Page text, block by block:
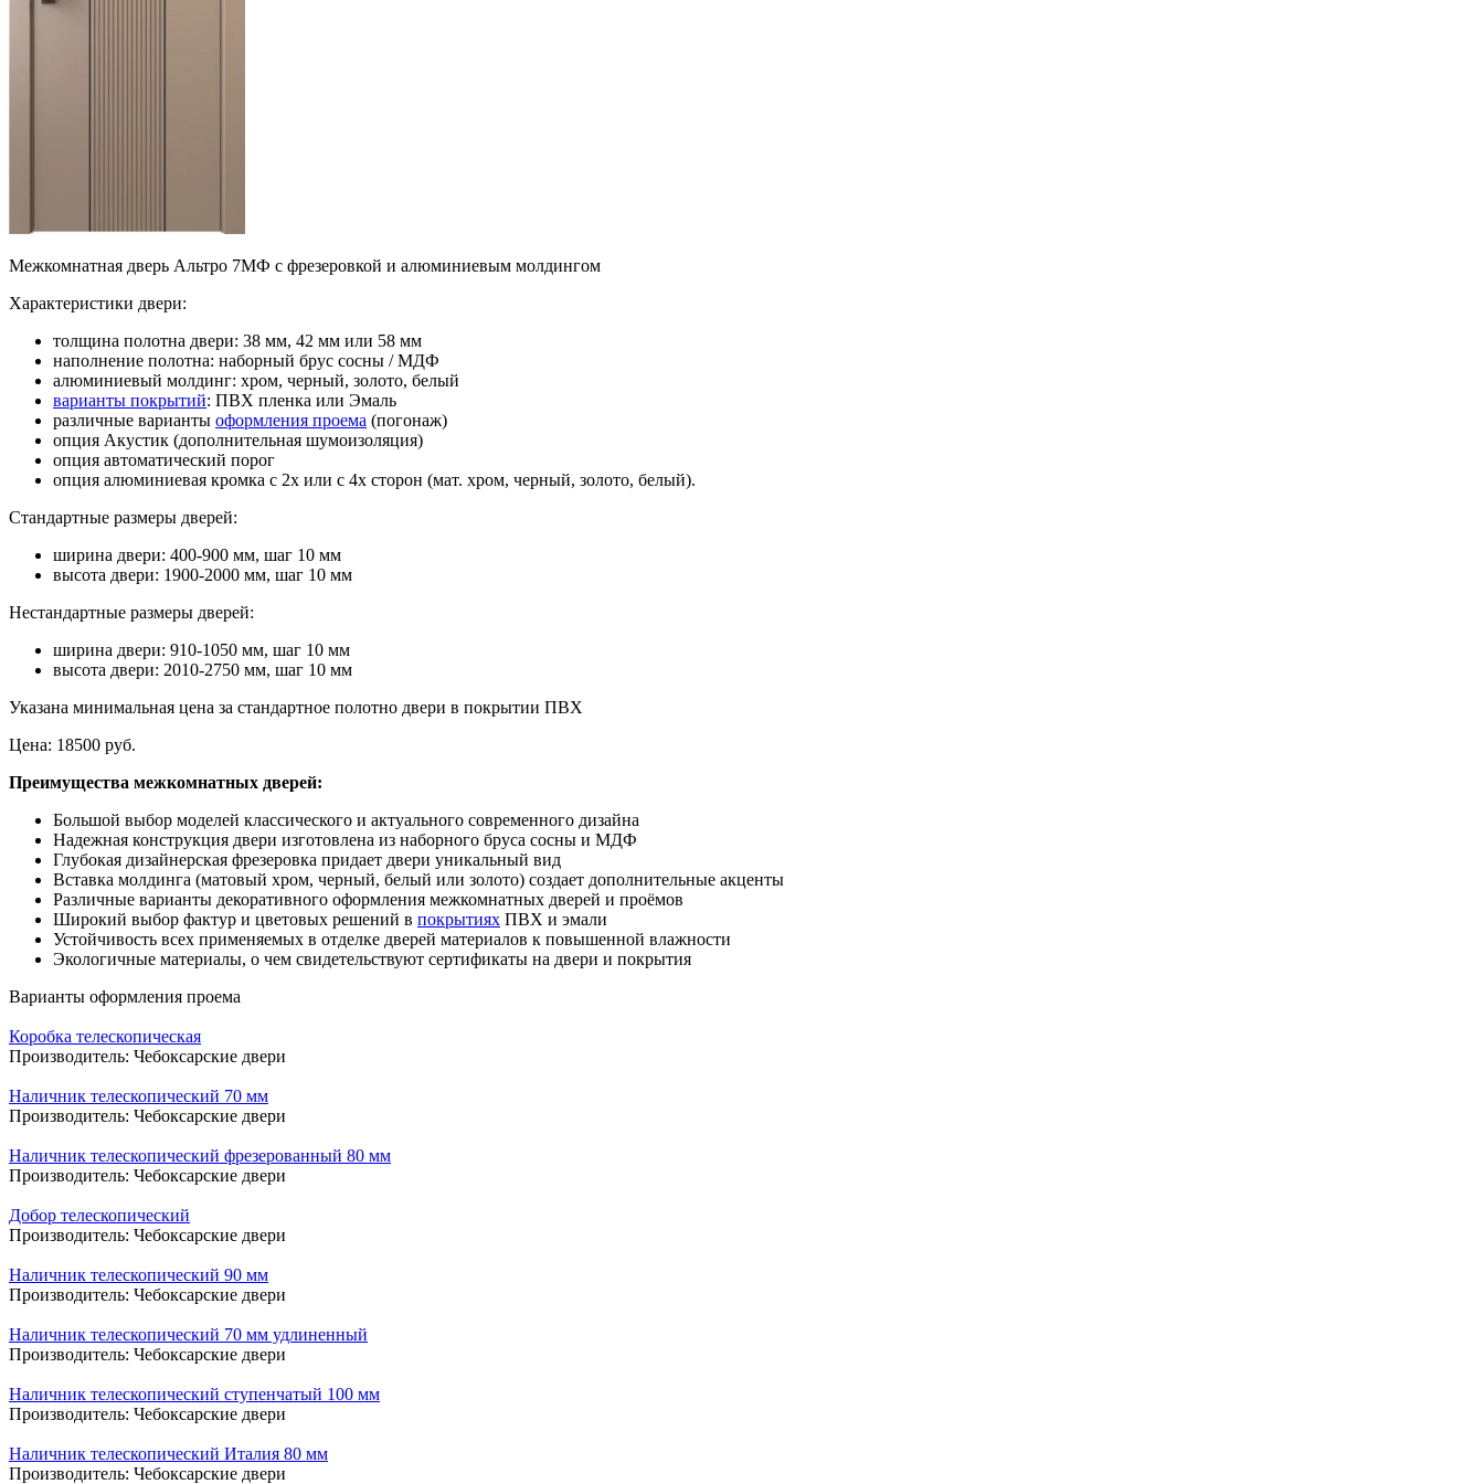
Межкомнатная дверь Альтро 7МФ с фрезеровкой и алюминиевым молдингом
Характеристики двери:
толщина полотна двери: 38 мм, 42 мм или 58 мм
наполнение полотна: наборный брус сосны / МДФ
алюминиевый молдинг: хром, черный, золото, белый
варианты покрытий: ПВХ пленка или Эмаль
различные варианты оформления проема (погонаж)
опция Акустик (дополнительная шумоизоляция)
опция автоматический порог
опция алюминиевая кромка с 2х или с 4х сторон (мат. хром, черный, золото, белый).
Стандартные размеры дверей:
ширина двери: 400-900 мм, шаг 10 мм
высота двери: 1900-2000 мм, шаг 10 мм
Нестандартные размеры дверей:
ширина двери: 910-1050 мм, шаг 10 мм
высота двери: 2010-2750 мм, шаг 10 мм
Указана минимальная цена за стандартное полотно двери в покрытии ПВХ
Цена: 18500 руб.
Преимущества межкомнатных дверей:
Большой выбор моделей классического и актуального современного дизайна
Надежная конструкция двери изготовлена из наборного бруса сосны и МДФ
Глубокая дизайнерская фрезеровка придает двери уникальный вид
Вставка молдинга (матовый хром, черный, белый или золото) создает дополнительные акценты
Различные варианты декоративного оформления межкомнатных дверей и проёмов
Широкий выбор фактур и цветовых решений в покрытиях ПВХ и эмали
Устойчивость всех применяемых в отделке дверей материалов к повышенной влажности
Экологичные материалы, о чем свидетельствуют сертификаты на двери и покрытия
Варианты оформления проема
Коробка телескопическая
Производитель: Чебоксарские двери
Наличник телескопический 70 мм
Производитель: Чебоксарские двери
Наличник телескопический фрезерованный 80 мм
Производитель: Чебоксарские двери
Добор телескопический
Производитель: Чебоксарские двери
Наличник телескопический 90 мм
Производитель: Чебоксарские двери
Наличник телескопический 70 мм удлиненный
Производитель: Чебоксарские двери
Наличник телескопический ступенчатый 100 мм
Производитель: Чебоксарские двери
Наличник телескопический Италия 80 мм
Производитель: Чебоксарские двери